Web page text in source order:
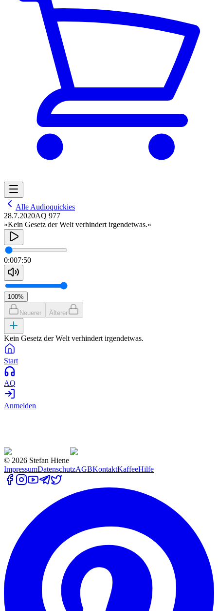
Alle Audioquickies
28.7.2020AQ 977
»Kein Gesetz der Welt verhindert irgendetwas.«
0:007:50
100%
Neuerer Älterer
Kein Gesetz der Welt verhindert irgendetwas.
Start
AQ
Anmelden
© 2026 Stefan Hiene
ImpressumDatenschutzAGBKontaktKaffeeHilfe